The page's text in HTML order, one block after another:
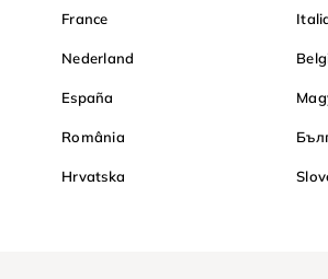
France
Nederland
España
România
Hrvatska